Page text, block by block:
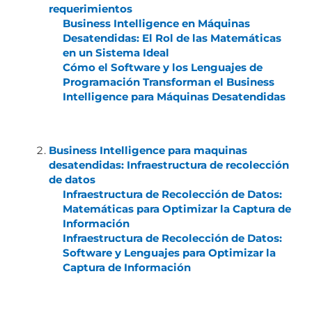
requerimientos
Business Intelligence en Máquinas
Desatendidas: El Rol de las Matemáticas
en un Sistema Ideal
Cómo el Software y los Lenguajes de
Programación Transforman el Business
Intelligence para Máquinas Desatendidas
Business Intelligence para maquinas
desatendidas: Infraestructura de recolección
de datos
Infraestructura de Recolección de Datos:
Matemáticas para Optimizar la Captura de
Información
Infraestructura de Recolección de Datos:
Software y Lenguajes para Optimizar la
Captura de Información